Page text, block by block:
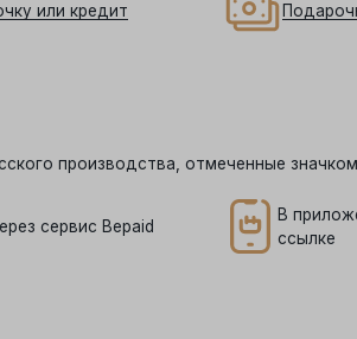
или кредит
производства, отмеченные
сервис Bepaid
В
ссылке